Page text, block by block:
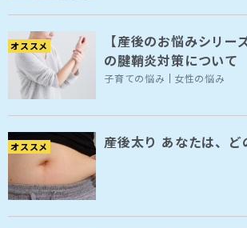
オススメ
【産後のお悩みシリー
の腱鞘炎対策について
子育ての悩み 女性の悩み
オススメ 産後太り あなたは、ど